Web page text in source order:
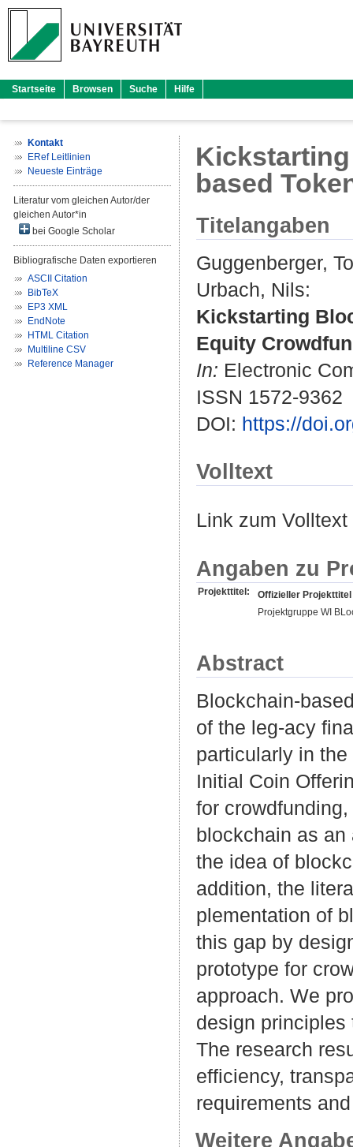
Startseite Browsen Suche Hilfe
Kontakt
ERef Leitlinien
Neueste Einträge
Literatur vom gleichen Autor/der
gleichen Autor*in
bei Google Scholar
Bibliografische Daten exportieren
ASCII Citation
BibTeX
EP3 XML
EndNote
HTML Citation
Multiline CSV
Reference Manager
based
Titelangaben
Guggenberger,
Urbach, Nils:
Kickstarting
Equity
In: Electronic
ISSN 1572-9362
DOI: https://
Volltext
Link zum
Angaben zu
Projekttitel:
Offizieller Projekttitel
Projektgruppe WI
Abstract
Blockchain-
of the leg-acy
particularly in
Initial Coin
for
blockchain as an
the idea of
addition, the
plementation of
this gap by
prototype for
approach. We
design principles
The research
efficiency,
requirements
Weitere